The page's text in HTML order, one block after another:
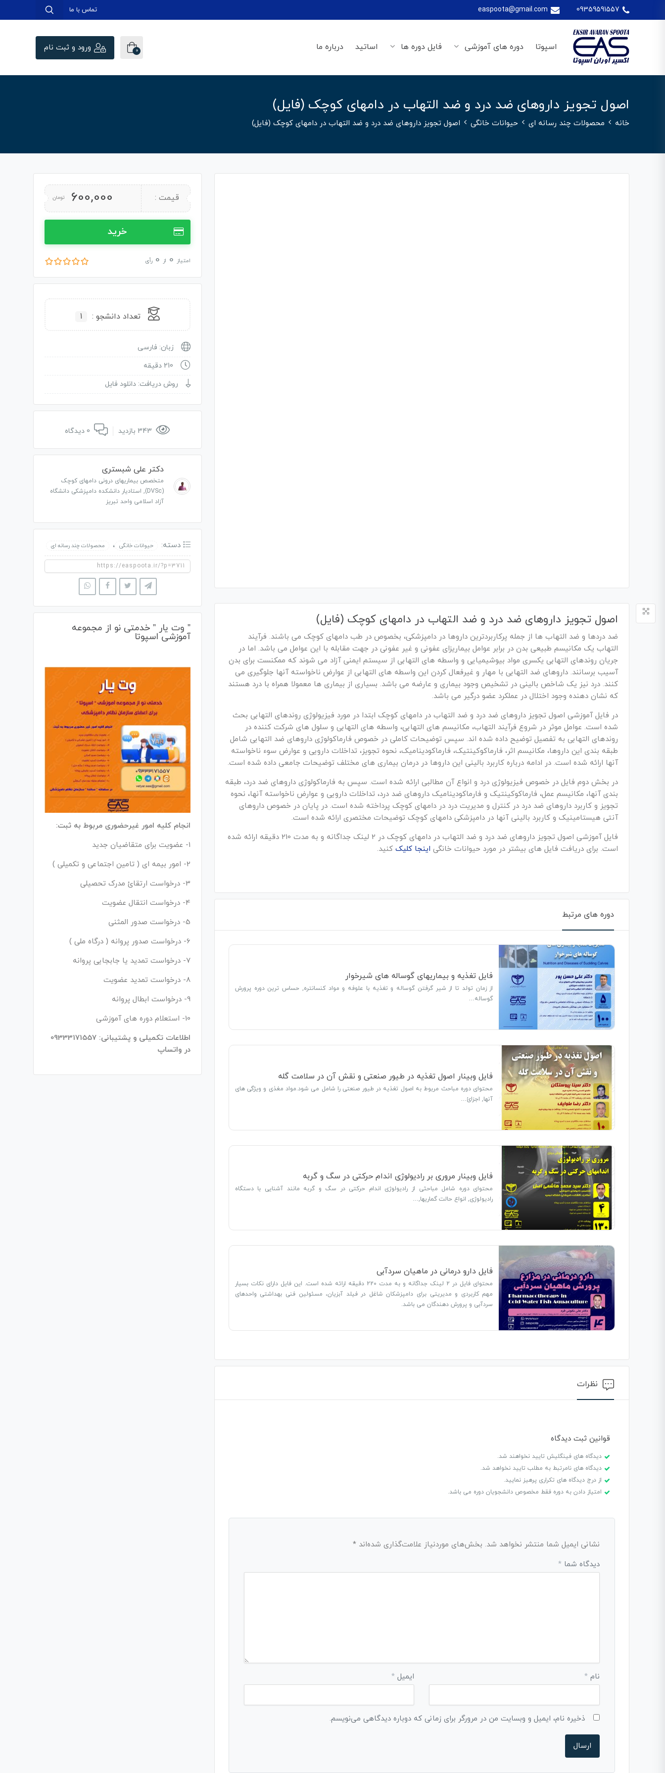
09359591557
easpoota@gmail.com تماس با ما
اسپوتا دوره های آموزشی فایل دوره ها اساتید درباره ما 0 ورود و ثبت نام
اصول تجویز داروهای ضد درد و ضد التهاب در دامهای کوچک (فایل)
خانه محصولات چند رسانه ای حیوانات خانگی اصول تجویز داروهای ضد درد و ضد التهاب در دامهای کوچک (فایل)
اصول تجویز داروهای ضد درد و ضد التهاب در دامهای کوچک (فایل)
ضد دردها و ضد التهاب ها از جمله پرکاربردترین داروها در دامپزشکی، بخصوص در طب دامهای کوچک می باشند. فرآیند
التهاب یک مکانیسم طبیعی بدن در برابر عوامل بیماریزای عفونی و غیر عفونی در جهت مقابله با این عوامل می باشد. اما در
جریان روندهای التهابی یکسری مواد بیوشیمیایی و واسطه های التهابی از سیستم ایمنی آزاد می شوند که ممکنست برای بدن
آسیب برسانند. داروهای ضد التهابی با مهار و غیرفعال کردن این واسطه های التهابی از عوارض ناخواسته آنها جلوگیری می
کنند. درد نیز یک شاخص بالینی در تشخیص وجود بیماری و عارضه می باشد. بسیاری از بیماری ها معمولا همراه با درد هستند
که نشان دهنده وجود اختلال در عملکرد عضو درگیر می باشد.
در فایل آموزشی اصول تجویز داروهای ضد درد و ضد التهاب در دامهای کوچک ابتدا در مورد فیزیولوژی روندهای التهابی بحث
شده است. عوامل موثر در شروع فرآیند التهاب، مکانیسم های التهابی، واسطه های التهابی و سلول های شرکت کننده در
روندهای التهابی به تفصیل توضیح داده شده اند. سپس توضیحات کاملی در خصوص فارماکولوژی داروهای ضد التهابی شامل
طبقه بندی این داروها، مکانیسم اثر، فارماکوکینتیک، فارماکودینامیک، نحوه تجویز، تداخلات دارویی و عوارض سوء ناخواسته
آنها ارائه شده است. در ادامه درباره کاربرد بالینی این داروها در درمان بیماری های مختلف توضیحات جامعی داده شده است.
در بخش دوم فایل در خصوص فیزیولوژی درد و انواع آن مطالبی ارائه شده است. سپس به فارماکولوژی داروهای ضد درد، طبقه
بندی آنها، مکانیسم عمل، فارماکوکینتیک و فارماکودینامیک داروهای ضد درد، تداخلات دارویی و عوارض ناخواسته آنها، نحوه
تجویز و کاربرد داروهای ضد درد در کنترل و مدیریت درد در دامهای کوچک پرداخته شده است. در پایان در خصوص داروهای
آنتی هیستامینیک و کاربرد بالینی آنها در دامپزشکی دامهای کوچک توضیحات مختصری ارائه شده است.
فایل آموزشی اصول تجویز داروهای ضد درد و ضد التهاب در دامهای کوچک در 2 لینک جداگانه و به مدت 210 دقیقه ارائه شده
است. برای دریافت فایل های بیشتر در مورد حیوانات خانگی اینجا کلیککنید.
دوره های مرتبط
فایل تغذیه و بیماریهای گوساله های شیرخوار
از زمان تولد تا از شیر گرفتن گوساله و تغذیه با علوفه و مواد کنسانتره, حساس ترین دوره پرورش
گوساله…
فایل وبینار اصول تغذیه در طیور صنعتی و نقش آن در سلامت گله
محتوای دوره مباحث مربوط به اصول تغذیه در طیور صنعتی را شامل می شود.مواد مغذی و ویژگی های
آنها, اجزائ…
فایل وبینار مروری بر رادیولوژی اندام حرکتی در سگ و گربه
محتوای دوره شامل مباحثی از رادیولوژی اندام حرکتی در سگ و گربه مانند آشنایی با دستگاه
رادیولوژی, انواع حالت گماریها,…
فایل دارو درمانی در ماهیان سردآبی
محتوای فایل در 2 لینک جداگانه و به مدت 220 دقیقه ارائه شده است. این فایل دارای نکات بسیار
مهم کاربردی و مدیریتی برای دامپزشکان شاغل در فیلد آبزیان، مسئولین فنی بهداشتی واحدهای
سردآبی و پرورش دهندگان می باشد.
نظرات
قوانین ثبت دیدگاه
دیدگاه های فینگلیش تایید نخواهند شد.
دیدگاه های نامرتبط به مطلب تایید نخواهد شد.
از درج دیدگاه های تکراری پرهیز نمایید.
امتیاز دادن به دوره فقط مخصوص دانشجویان دوره می باشد.
نشانی ایمیل شما منتشر نخواهد شد. بخش‌های موردنیاز علامت‌گذاری شده‌اند *
دیدگاه شما *
نام * ایمیل *
ذخیره نام، ایمیل و وبسایت من در مرورگر برای زمانی که دوباره دیدگاهی می‌نویسم.
قیمت : 600,000 تومان
خرید
امتیاز 0 از 0 رأی
تعداد دانشجو : 1
زبان: فارسی
210 دقیقه
روش دریافت: دانلود فایل
دکتر علی شبستری
متخصص بیماریهای درونی دامهای کوچک
(DVSc), استادیار دانشکده دامپزشکی دانشگاه
آزاد اسلامی واحد تبریز
دسته: حیوانات خانگی ، محصولات چند رسانه ای
” وت یار ” خدمتی نو از مجموعه
آموزشی اسپوتا
انجام کلیه امور غیرحضوری مربوط به ثبت:
1- عضویت برای متقاضیان جدید
2- امور بیمه ای ( تامین اجتماعی و تکمیلی )
3- درخواست ارتقائ مدرک تحصیلی
4- درخواست انتقال عضویت
5- درخواست صدور المثنی
6- درخواست صدور پروانه ( درگاه ملی )
7- درخواست تمدید یا جابجایی پروانه
8- درخواست تمدید عضویت
9- درخواست ابطال پروانه
10- استعلام دوره های آموزشی
اطلاعات تکمیلی و پشتیبانی: 09333171557
در واتساپ